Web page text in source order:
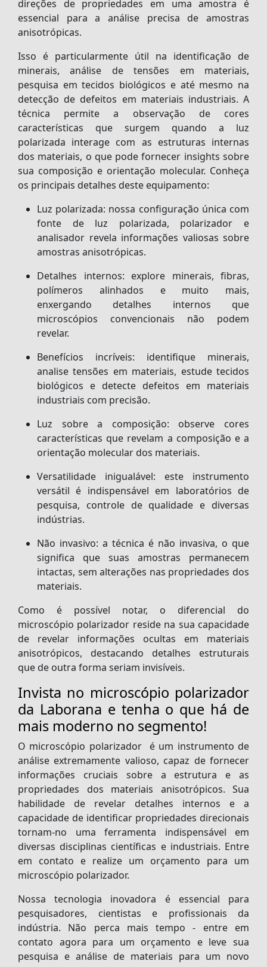
direções de propriedades em uma amostra é
essencial para a análise precisa de amostras
anisotrópicas.
Isso é particularmente útil na identificação de
minerais, análise de tensões em materiais,
pesquisa em tecidos biológicos e até mesmo na
detecção de defeitos em materiais industriais. A
técnica permite a observação de cores
características que surgem quando a luz
polarizada interage com as estruturas internas
dos materiais, o que pode fornecer insights sobre
sua composição e orientação molecular. Conheça
os principais detalhes deste equipamento:
Luz polarizada: nossa configuração única com
fonte de luz polarizada, polarizador e
analisador revela informações valiosas sobre
amostras anisotrópicas.
Detalhes internos: explore minerais, fibras,
polímeros alinhados e muito mais,
enxergando detalhes internos que
microscópios convencionais não podem
revelar.
Benefícios incríveis: identifique minerais,
analise tensões em materiais, estude tecidos
biológicos e detecte defeitos em materiais
industriais com precisão.
Luz sobre a composição: observe cores
características que revelam a composição e a
orientação molecular dos materiais.
Versatilidade inigualável: este instrumento
versátil é indispensável em laboratórios de
pesquisa, controle de qualidade e diversas
indústrias.
Não invasivo: a técnica é não invasiva, o que
significa que suas amostras permanecem
intactas, sem alterações nas propriedades dos
materiais.
Como é possível notar, o diferencial do
microscópio polarizador reside na sua capacidade
de revelar informações ocultas em materiais
anisotrópicos, destacando detalhes estruturais
que de outra forma seriam invisíveis.
Invista no microscópio polarizador
da Laborana e tenha o que há de
mais moderno no segmento!
O microscópio polarizadoré um instrumento de
análise extremamente valioso, capaz de fornecer
informações cruciais sobre a estrutura e as
propriedades dos materiais anisotrópicos. Sua
habilidade de revelar detalhes internos e a
capacidade de identificar propriedades direcionais
tornam-no uma ferramenta indispensável em
diversas disciplinas científicas e industriais. Entre
em contato e realize um orçamento para um
microscópio polarizador.
Nossa tecnologia inovadora é essencial para
pesquisadores, cientistas e profissionais da
indústria. Não perca mais tempo - entre em
contato agora para um orçamento e leve sua
pesquisa e análise de materiais para um novo